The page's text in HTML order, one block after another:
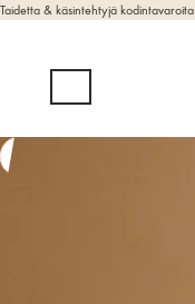
Taidetta & käsintehtyjä